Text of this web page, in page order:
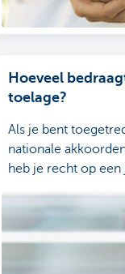
Hoeveel
toelage?
Als je bent
nationale
heb je recht op een
Maar waarvoor
tegemoetkoming?
bedraagt die?